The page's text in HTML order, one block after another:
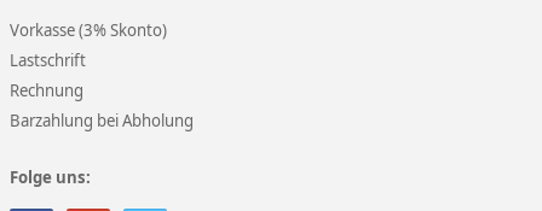
Vorkasse (3% Skonto)
Lastschrift
Rechnung
Barzahlung bei Abholung
Folge uns: